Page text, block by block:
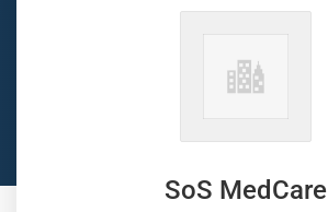
SoS MedCare